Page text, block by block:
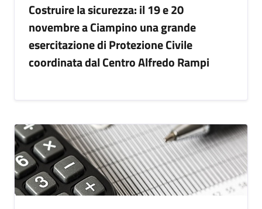
Costruire la sicurezza: il 19 e 20
novembre a Ciampino una grande
esercitazione di Protezione Civile
coordinata dal Centro Alfredo Rampi